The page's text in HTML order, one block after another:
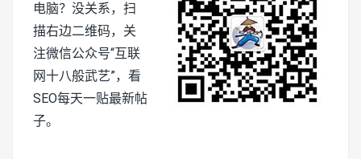
电脑？没关系，扫
描右边二维码，关
注微信公众号“互联
网十八般武艺”，看
SEO每天一贴最新帖
子。